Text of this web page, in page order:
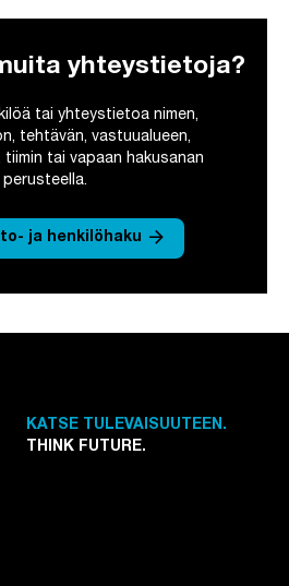
yhteystietoja?
tai yhteystietoa nimen,
tehtävän, vastuualueen,
tai vapaan hakusanan
perusteella.
ja henkilöhaku arrow_forward
KATSE TULEVAISUUTEEN.
THINK FUTURE.